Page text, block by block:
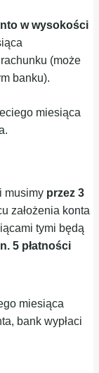
w wysokości
(może
banku).
miesiąca
musimy przez 3
założenia konta
tymi będą
5 płatności
miesiąca
bank wypłaci